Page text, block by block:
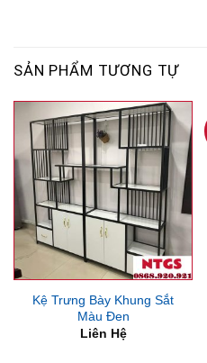
SẢN PHẨM TƯƠNG TỰ
Kệ Trưng Bày Khung Sắt
Màu Đen
Liên Hệ